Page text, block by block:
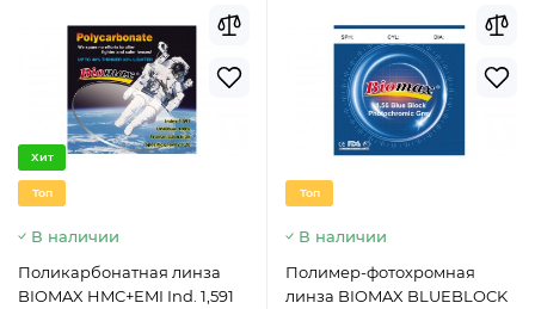
Хит
Топ
В наличии
Поликарбонатная линза
BIOMAX HMC+EMI Ind. 1,591
Топ
В наличии
Полимер-фотохромная
линза BIOMAX BLUEBLOCK